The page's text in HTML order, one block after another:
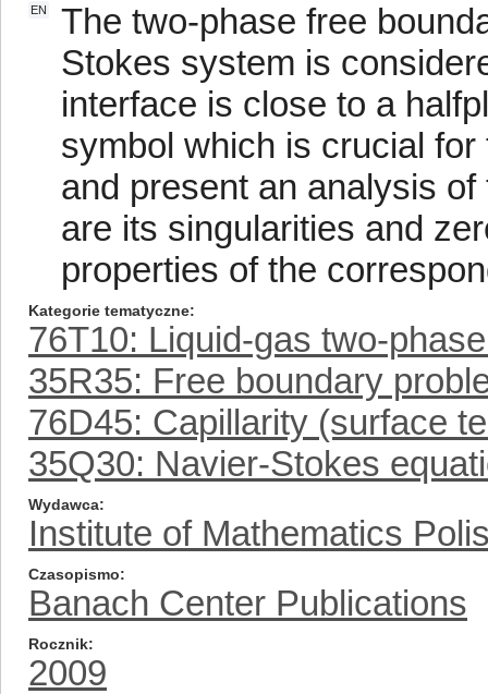
EN
The two-phase free
Stokes system is
interface is close to a
symbol which is crucial
and present an analysis
are its singularities and
properties of the
Kategorie tematyczne
76T10: Liquid-gas two-
35R35: Free boundary
76D45: Capillarity (surface
35Q30: Navier-Stokes
Wydawca
Institute of Mathematics
Czasopismo
Banach Center Publications
Rocznik
2009